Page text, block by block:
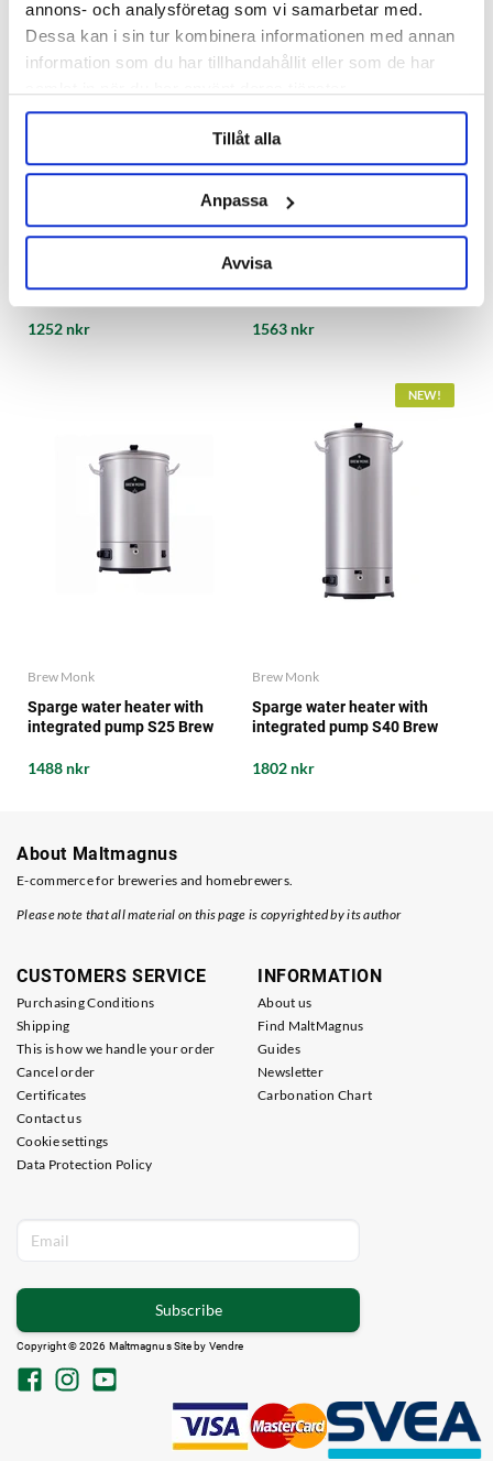
annons- och analysföretag som vi samarbetar med.
Dessa kan i sin tur kombinera informationen med annan
information som du har tillhandahållit eller som de har
Tillåt alla
Anpassa
Avvisa
Brew Monk
Brew Monk
1252 nkr
Grainfather
Sparge Water Heater 25 L
Grainfather
1563 nkr
Brew Monk
Sparge water heater with
integrated pump S25 Brew
1488 nkr
NEW!
Brew Monk
Sparge water heater with
integrated pump S40 Brew
1802 nkr
About Maltmagnus
E-commerce for breweries and homebrewers.
Please note that all material on this page is copyrighted by its author
CUSTOMERS SERVICE
Purchasing Conditions
Shipping
This is how we handle your order
Cancel order
Certificates
Contact us
Cookie settings
Data Protection Policy
INFORMATION
About us
Find MaltMagnus
Guides
Newsletter
Carbonation Chart
Subscribe
Copyright © 2026 Maltmagnus Site by Vendre